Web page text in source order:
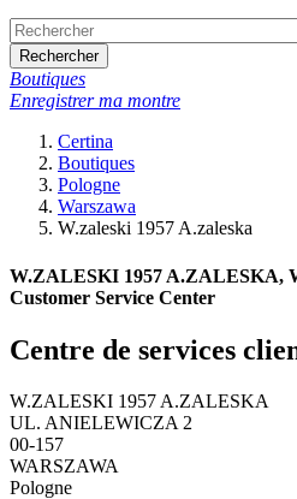
Rechercher
Boutiques
Enregistrer ma montre
Certina
Boutiques
Pologne
Warszawa
W.zaleski 1957 A.zaleska
W.ZALESKI 1957 A.ZALESKA,
Customer Service Center
Centre de services
W.ZALESKI 1957 A.ZALESKA
UL. ANIELEWICZA 2
00-157
WARSZAWA
Pologne